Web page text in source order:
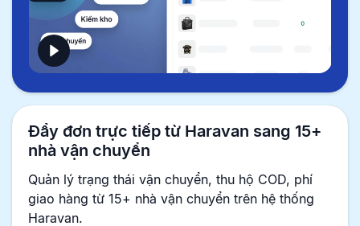
Đẩy đơn trực tiếp từ Haravan sang 15+
nhà vận chuyển
Quản lý trạng thái vận chuyển, thu hộ COD, phí
giao hàng từ 15+ nhà vận chuyển trên hệ thống
Haravan.